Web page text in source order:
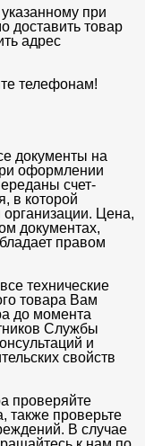
при
доставить товар
адрес
телефонам!
документы на
оформлении
счет-
в которой
Цена,
документах,
правом
технические
товара Вам
до момента
Службы
и
свойств
проверяйте
также проверьте
В случае